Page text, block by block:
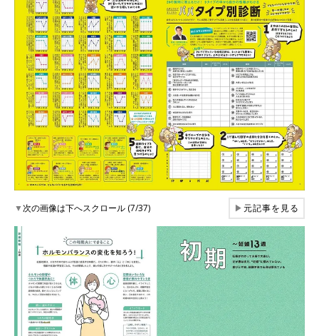
▼次の画像は下へスクロール (7/37) ▶元記事を見る